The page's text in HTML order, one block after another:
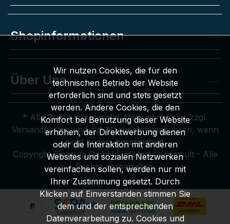
Shopinformationen
Über Uns
* Alle Preise inkl. gesetzl. Mehrwertsteuer zzgl.
Versandkostenund ggf. Nachnahmegebühren, wenn
nicht anders beschrieben.
Copyright Bioraum GmbH | info-art | ecomsult - Alle
Rechte vorbehalten.
Wir nutzen Cookies, die für den
technischen Betrieb der Website
erforderlich sind und stets gesetzt
werden. Andere Cookies, die den
Komfort bei Benutzung dieser Website
erhöhen, der Direktwerbung dienen
oder die Interaktion mit anderen
Websites und sozialen Netzwerken
vereinfachen sollen, werden nur mit
Ihrer Zustimmung gesetzt. Durch
Klicken auf Einverstanden stimmen Sie
dem und der entsprechenden
Datenverarbeitung zu. Cookies und